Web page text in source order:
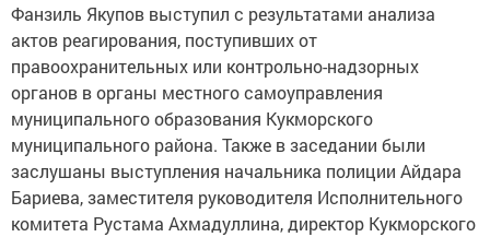
Фанзиль Якупов выступил с результатами анализа
актов реагирования, поступивших от
правоохранительных или контрольно-надзорных
органов в органы местного самоуправления
муниципального образования Кукморского
муниципального района. Также в заседании были
заслушаны выступления начальника полиции Айдара
Бариева, заместителя руководителя Исполнительного
комитета Рустама Ахмадуллина, директор Кукморского